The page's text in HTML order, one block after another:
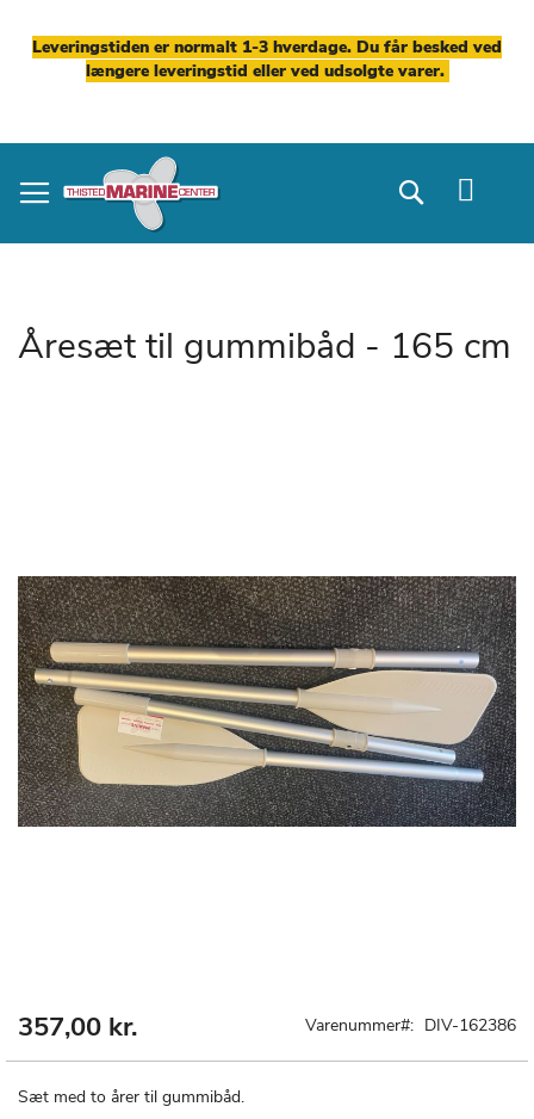
Leveringstiden er normalt 1-3 hverdage. Du får besked ved
længere leveringstid eller ved udsolgte varer.
to
Content
Search
Åresæt til gummibåd - 165 cm
357,00 kr. Varenummer DIV-162386
Sæt med to årer til gummibåd.
Gå
af